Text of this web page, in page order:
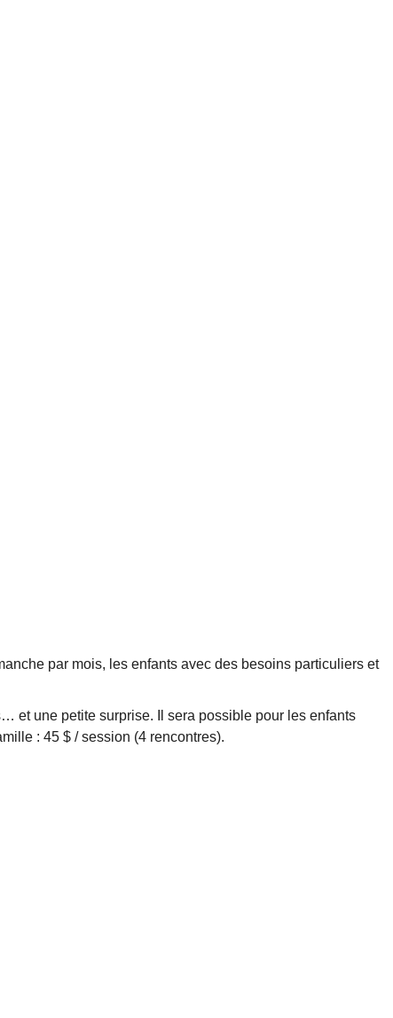
par mois, les enfants avec des besoins particuliers et
et une petite surprise. Il sera possible pour les enfants
: 45 $ / session (4 rencontres).